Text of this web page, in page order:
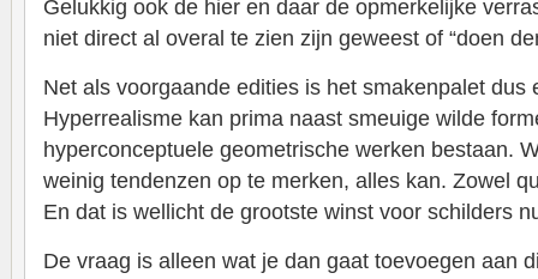
Gelukkig ook de hier en daar de opmerkelijke
niet direct al overal te zien zijn geweest of “doen
Net als voorgaande edities is het smakenpalet dus
Hyperrealisme kan prima naast smeuige wilde
hyperconceptuele geometrische werken bestaan.
weinig tendenzen op te merken, alles kan. Zowel
En dat is wellicht de grootste winst voor schilders
De vraag is alleen wat je dan gaat toevoegen aan